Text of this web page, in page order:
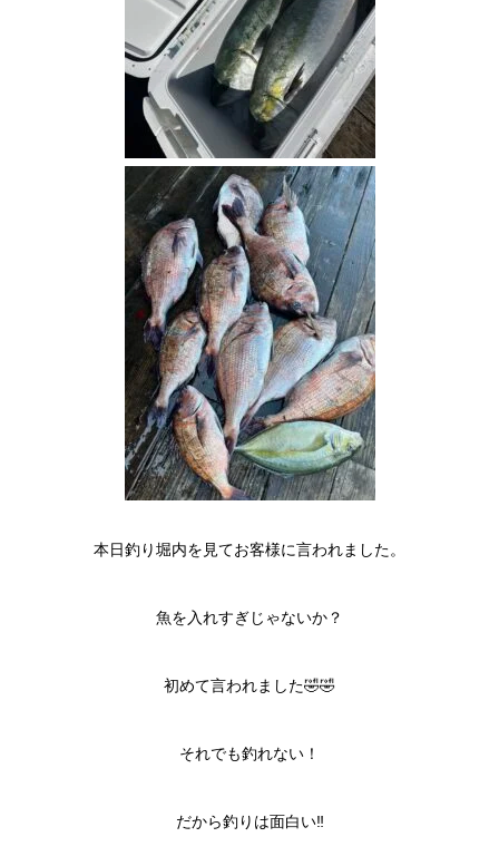
本日釣り堀内を見てお客様に言われました。
魚を入れすぎじゃないか？
初めて言われました🤣🤣
それでも釣れない！
だから釣りは面白い‼️